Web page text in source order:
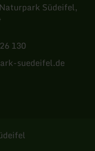
Südeifel,
130
suedeifel.de